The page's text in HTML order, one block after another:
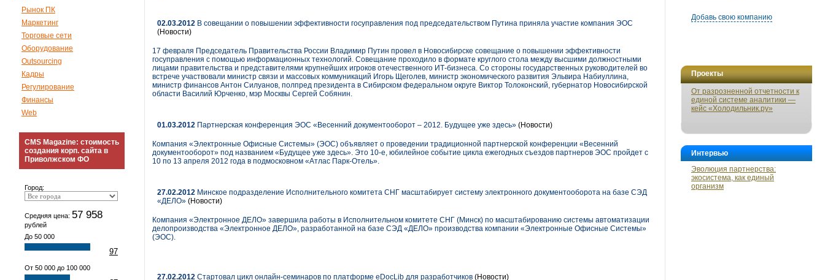
Рынок ПК
Маркетинг
Торговые сети
Оборудование
Outsourcing
Кадры
Регулирование
Финансы
Web
CMS Magazine: стоимость
создания корп. сайта в
Приволжском ФО
Город:
Средняя цена: 57 958
рублей
До 50 000
97
От 50 000 до 100 000
Добавь свою компанию
Проекты
От разрозненной отчетности к
единой системе аналитики —
кейс «Холодильник.ру»
Интервью
Эволюция партнерства:
экосистема, как единый
организм
02.03.2012 В совещании о повышении эффективности госуправления под председательством Путина приняла участие компания ЭОС
(Новости)
17 февраля Председатель Правительства России Владимир Путин провел в Новосибирске совещание о повышении эффективности
госуправления с помощью информационных технологий. Совещание проходило в формате круглого стола между высшими должностными
лицами правительства и представителями крупнейших игроков отечественного ИТ-бизнеса. Со стороны государственных руководителей во
встрече участвовали министр связи и массовых коммуникаций Игорь Щеголев, министр экономического развития Эльвира Набиуллина,
министр финансов Антон Силуанов, полпред президента в Сибирском федеральном округе Виктор Толоконский, губернатор Новосибирской
области Василий Юрченко, мэр Москвы Сергей Собянин.
01.03.2012 Партнерская конференция ЭОС «Весенний документооборот – 2012. Будущее уже здесь» (Новости)
Компания «Электронные Офисные Системы» (ЭОС) объявляет о проведении традиционной партнерской конференции «Весенний
документооборот» под названием «Будущее уже здесь». Это 10-е, юбилейное событие цикла ежегодных съездов партнеров ЭОС пройдет с
10 по 13 апреля 2012 года в подмосковном «Атлас Парк-Отель».
27.02.2012 Минское подразделение Исполнительного комитета СНГ масштабирует систему электронного документооборота на базе СЭД
«ДЕЛО» (Новости)
Компания «Электронное ДЕЛО» завершила работы в Исполнительном комитете СНГ (Минск) по масштабированию системы автоматизации
делопроизводства «Электронное ДЕЛО», разработанной на базе СЭД «ДЕЛО» производства компании «Электронные Офисные Системы»
(ЭОС).
27.02.2012 Стартовал цикл онлайн-семинаров по платформе eDocLib для разработчиков (Новости)